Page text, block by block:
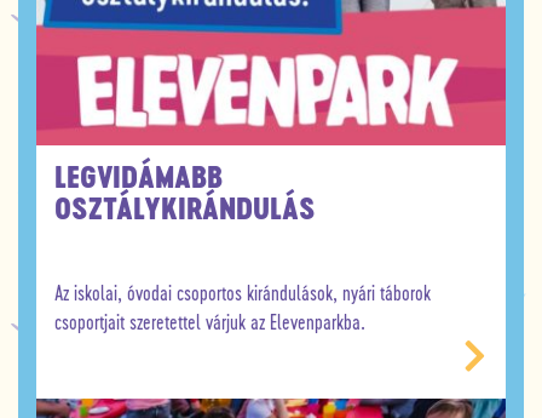
LEGVIDÁMABB
OSZTÁLYKIRÁNDULÁS
Az iskolai, óvodai csoportos kirándulások, nyári táborok
csoportjait szeretettel várjuk az Elevenparkba.